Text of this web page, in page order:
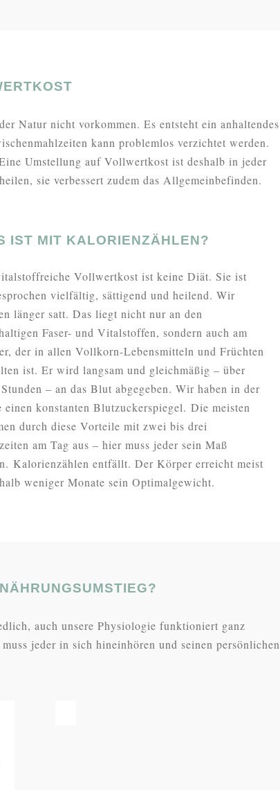
Natur nicht vorkommen. Es entsteht ein anhaltendes
kann problemlos verzichtet werden.
Umstellung auf Vollwertkost ist deshalb in jeder
sie verbessert zudem das Allgemeinbefinden.
IST MIT KALORIENZÄHLEN?
Vollwertkost ist keine Diät. Sie ist
vielfältig, sättigend und heilend. Wir
länger satt. Das liegt nicht nur an den
Faser- und Vitalstoffen, sondern auch am
der in allen Vollkorn-Lebensmitteln und Früchten
ist. Er wird langsam und gleichmäßig – über
– an das Blut abgegeben. Wir haben in der
einen konstanten Blutzuckerspiegel. Die meisten
durch diese Vorteile mit zwei bis drei
am Tag aus – hier muss jeder sein Maß
Kalorienzählen entfällt. Der Körper erreicht meist
weniger Monate sein Optimalgewicht.
auch unsere Physiologie funktioniert ganz
jeder in sich hineinhören und seinen persönlichen